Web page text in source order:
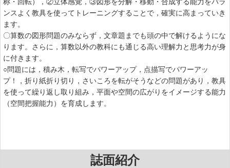
称・回転），②立体感覚，③図形を分解・移動・合成する能力をバラ
ンスよく教具を使ってトレーニングすることで，確実に高まっていき
ます。
〇算数の図形問題のみならず，文章題までも頭の中で解けるようにな
ります。さらに，算数以外の教科にも通じる高い理解力と思考力が身
に付きます。
○問題には，積み木，転写でパワーアップ，点描写でパワーアッ
プ！，折り紙折り切り，さいころを転がそうなどの問題があり，教具
を使って繰り返し取り組み，平面や空間の広がりをイメージする能力
（空間把握能力）を育成します。
誌面紹介